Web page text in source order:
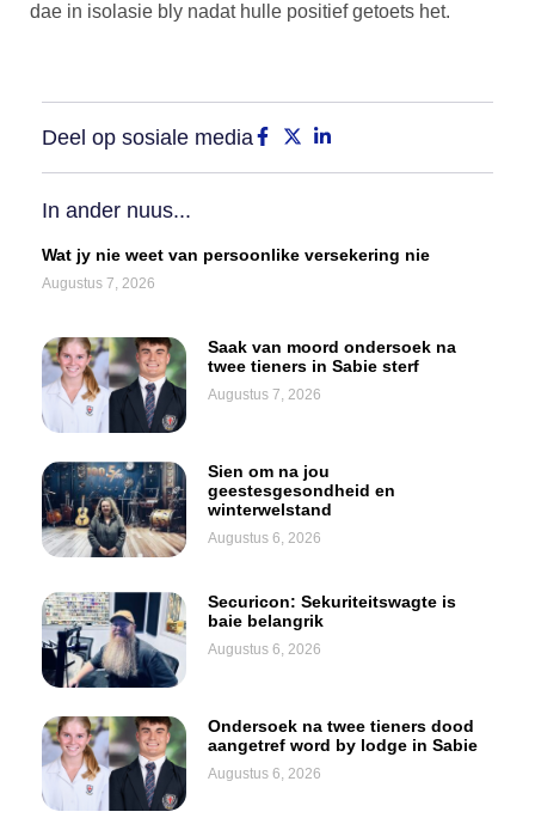
dae in isolasie bly nadat hulle positief getoets het.
Deel op sosiale media
In ander nuus...
Wat jy nie weet van persoonlike versekering nie
Augustus 7, 2026
Saak van moord ondersoek na
twee tieners in Sabie sterf
Augustus 7, 2026
Sien om na jou
geestesgesondheid en
winterwelstand
Augustus 6, 2026
Securicon: Sekuriteitswagte is
baie belangrik
Augustus 6, 2026
Ondersoek na twee tieners dood
aangetref word by lodge in Sabie
Augustus 6, 2026